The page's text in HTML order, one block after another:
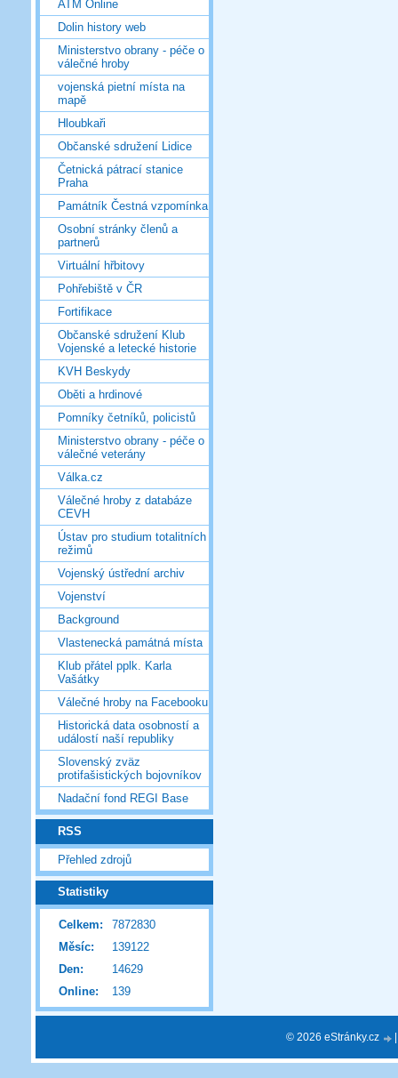
ATM Online
Dolin history web
Ministerstvo obrany - péče o
válečné hroby
vojenská pietní místa na
mapě
Hloubkaři
Občanské sdružení Lidice
Četnická pátrací stanice
Praha
Památník Čestná vzpomínka
Osobní stránky členů a
partnerů
Virtuální hřbitovy
Pohřebiště v ČR
Fortifikace
Občanské sdružení Klub
Vojenské a letecké historie
KVH Beskydy
Oběti a hrdinové
Pomníky četníků, policistů
Ministerstvo obrany - péče o
válečné veterány
Válka.cz
Válečné hroby z databáze
CEVH
Ústav pro studium totalitních
režimů
Vojenský ústřední archiv
Vojenství
Background
Vlastenecká památná místa
Klub přátel pplk. Karla
Vašátky
Válečné hroby na Facebooku
Historická data osobností a
událostí naší republiky
Slovenský zväz
protifašistických bojovníkov
Nadační fond REGI Base
RSS
Přehled zdrojů
Statistiky
Online: 139
Celkem:
7872830
Měsíc:
139122
Den:
14629
© 2026 eStránky.cz